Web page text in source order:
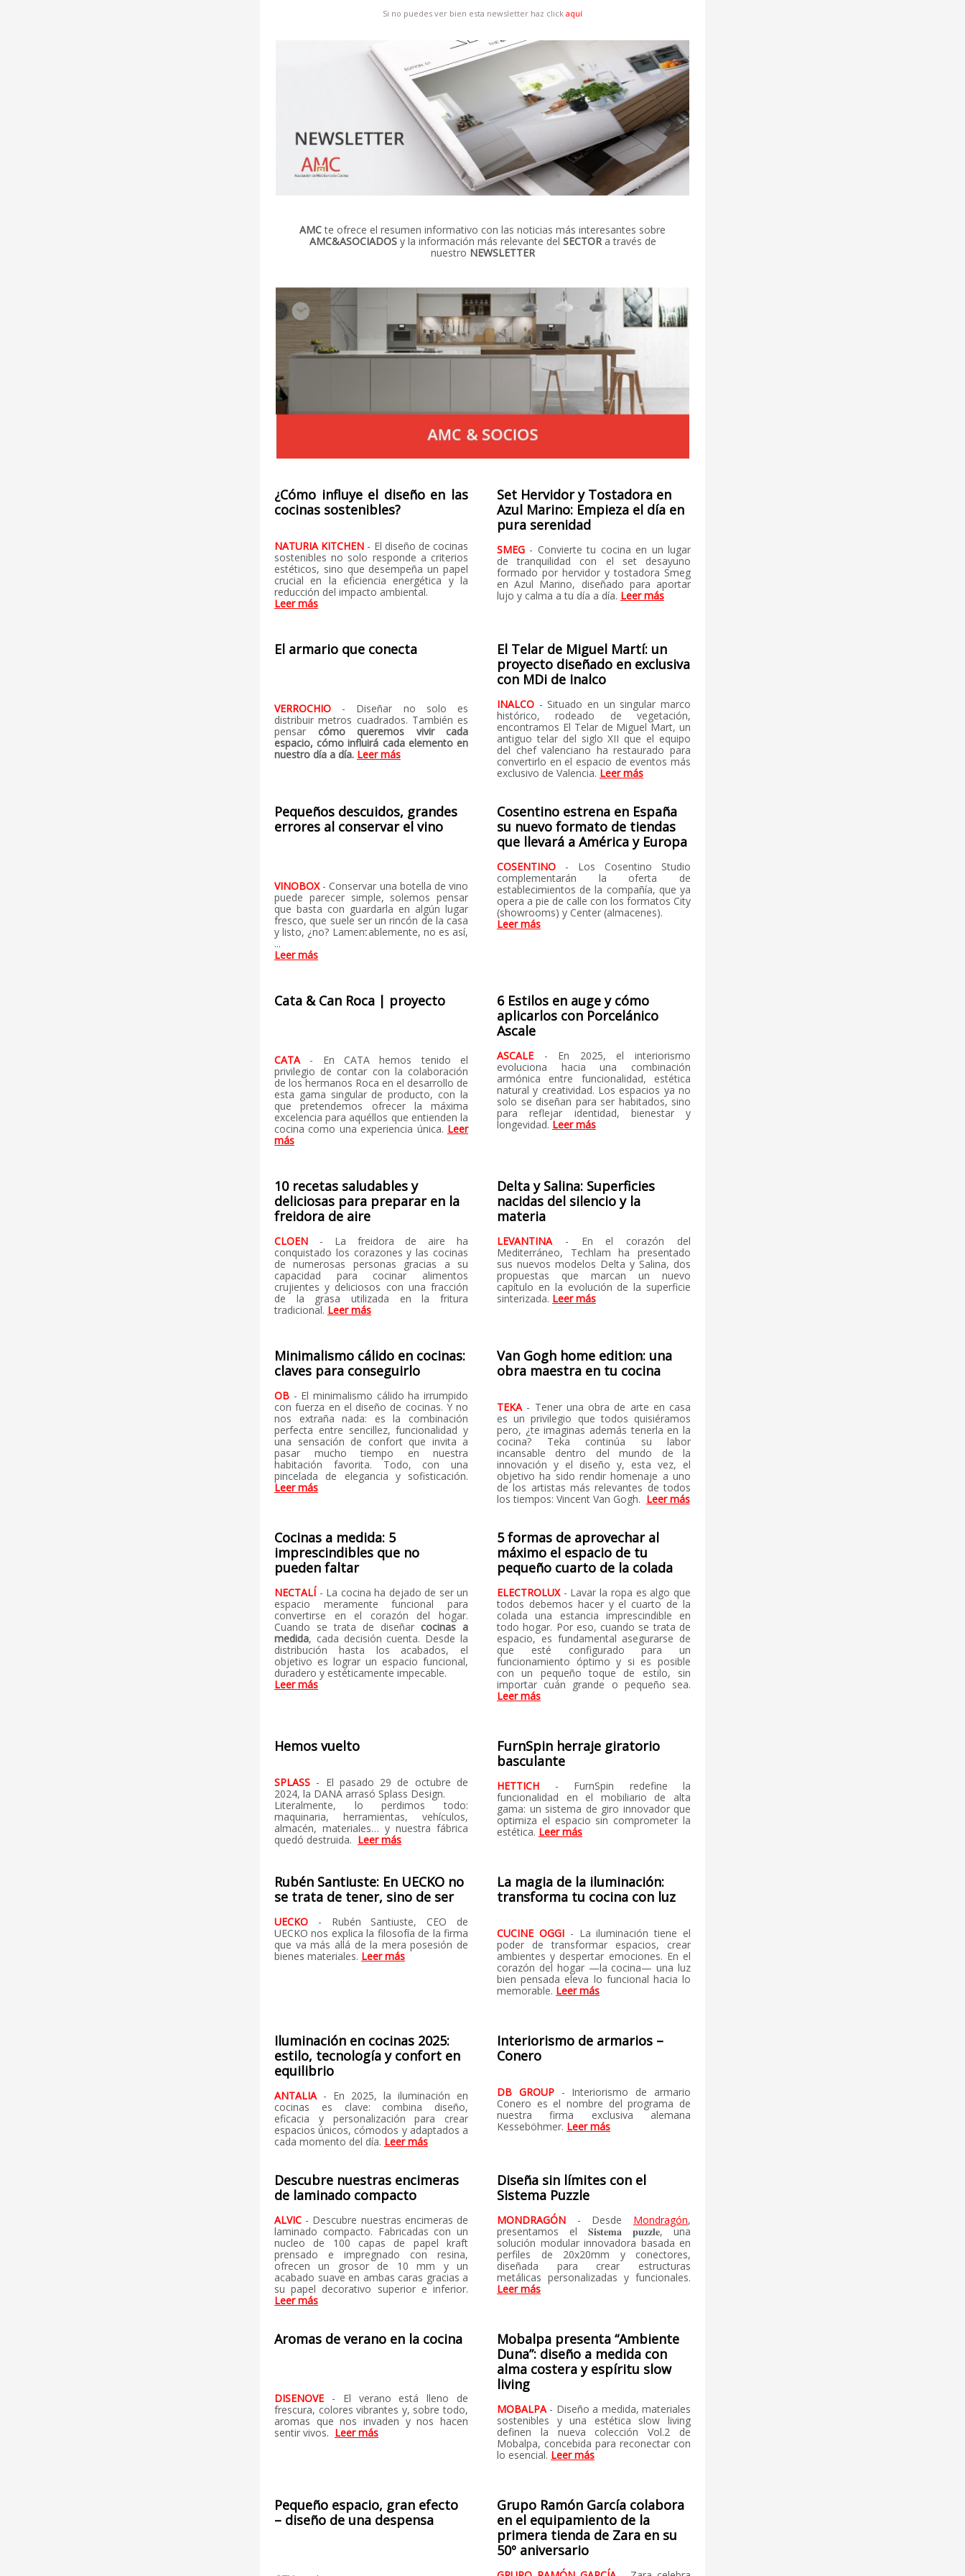
Si no puedes ver bien esta newsletter haz click aquí
AMCte ofrece el resumen informativo con las noticias más interesantes sobre
AMC&ASOCIADOSy la información más relevante del SECTORa través de
nuestro NEWSLETTER
¿Cómo influye el diseño en las
cocinas sostenibles?
NATURIA KITCHEN - El diseño de cocinas
sostenibles no solo responde a criterios
estéticos, sino que desempeña un papel
crucial en la eficiencia energética y la
reducción del impacto ambiental.
Leer más
Set Hervidor y Tostadora en
Azul Marino: Empieza el día en
pura serenidad
SMEG - Convierte tu cocina en un lugar
de tranquilidad con el set desayuno
formado por hervidor y tostadora Smeg
en Azul Marino, diseñado para aportar
lujo y calma a tu día a día. Leer más
El armario que conecta
VERROCHIO - Diseñar no solo es
distribuir metros cuadrados. También es
pensar cómo queremos vivir cada
espacio, cómo influirá cada elemento en
nuestro día a día. Leer más
El Telar de Miguel Martí: un
proyecto diseñado en exclusiva
con MDi de Inalco
INALCO - Situado en un singular marco
histórico, rodeado de vegetación,
encontramos El Telar de Miguel Mart, un
antiguo telar del siglo XII que el equipo
del chef valenciano ha restaurado para
convertirlo en el espacio de eventos más
exclusivo de Valencia. Leer más
Pequeños descuidos, grandes
errores al conservar el vino
VINOBOX - Conservar una botella de vino
puede parecer simple, solemos pensar
que basta con guardarla en algún lugar
fresco, que suele ser un rincón de la casa
y listo, ¿no? Lamentablemente, no es así,
...
Leer más
Cosentino estrena en España
su nuevo formato de tiendas
que llevará a América y Europa
COSENTINO - Los Cosentino Studio
complementarán la oferta de
establecimientos de la compañía, que ya
opera a pie de calle con los formatos City
(showrooms) y Center (almacenes).
Leer más
Cata & Can Roca | proyecto
CATA - En CATA hemos tenido el
privilegio de contar con la colaboración
de los hermanos Roca en el desarrollo de
esta gama singular de producto, con la
que pretendemos ofrecer la máxima
excelencia para aquéllos que entienden la
cocina como una experiencia única. Leer
más
6 Estilos en auge y cómo
aplicarlos con Porcelánico
Ascale
ASCALE - En 2025, el interiorismo
evoluciona hacia una combinación
armónica entre funcionalidad, estética
natural y creatividad. Los espacios ya no
solo se diseñan para ser habitados, sino
para reflejar identidad, bienestar y
longevidad.Leer más
10 recetas saludables y
deliciosas para preparar en la
freidora de aire
CLOEN - La freidora de aire ha
conquistado los corazones y las cocinas
de numerosas personas gracias a su
capacidad para cocinar alimentos
crujientes y deliciosos con una fracción
de la grasa utilizada en la fritura
tradicional. Leer más
Delta y Salina: Superficies
nacidas del silencio y la
materia
LEVANTINA - En el corazón del
Mediterráneo, Techlam ha presentado
sus nuevos modelos Delta y Salina, dos
propuestas que marcan un nuevo
capítulo en la evolución de la superficie
sinterizada. Leer más
Minimalismo cálido en cocinas:
claves para conseguirlo
OB - El minimalismo cálido ha irrumpido
con fuerza en el diseño de cocinas. Y no
nos extraña nada: es la combinación
perfecta entre sencillez, funcionalidad y
una sensación de confort que invita a
pasar mucho tiempo en nuestra
habitación favorita. Todo, con una
pincelada de elegancia y sofisticación.
Leer más
Van Gogh home edition: una
obra maestra en tu cocina
TEKA - Tener una obra de arte en casa
es un privilegio que todos quisiéramos
pero, ¿te imaginas además tenerla en la
cocina? Teka continúa su labor
incansable dentro del mundo de la
innovación y el diseño y, esta vez, el
objetivo ha sido rendir homenaje a uno
de los artistas más relevantes de todos
los tiempos: Vincent Van Gogh. Leer más
Cocinas a medida: 5
imprescindibles que no
pueden faltar
NECTALÍ - La cocina ha dejado de ser un
espacio meramente funcional para
convertirse en el corazón del hogar.
Cuando se trata de diseñar cocinas a
medida, cada decisión cuenta. Desde la
distribución hasta los acabados, el
objetivo es lograr un espacio funcional,
duradero y estéticamente impecable.
Leer más
5 formas de aprovechar al
máximo el espacio de tu
pequeño cuarto de la colada
ELECTROLUX - Lavar la ropa es algo que
todos debemos hacer y el cuarto de la
colada una estancia imprescindible en
todo hogar. Por eso, cuando se trata de
espacio, es fundamental asegurarse de
que esté configurado para un
funcionamiento óptimo y si es posible
con un pequeño toque de estilo, sin
importar cuán grande o pequeño sea.
Leer más
Hemos vuelto
SPLASS - El pasado 29 de octubre de
2024, la DANA arrasó Splass Design.
Literalmente, lo perdimos todo:
maquinaria, herramientas, vehículos,
almacén, materiales… y nuestra fábrica
quedó destruida. Leer más
FurnSpin herraje giratorio
basculante
HETTICH - FurnSpin redefine la
funcionalidad en el mobiliario de alta
gama: un sistema de giro innovador que
optimiza el espacio sin comprometer la
estética. Leer más
Rubén Santiuste: En UECKO no
se trata de tener, sino de ser
UECKO - Rubén Santiuste, CEO de
UECKO nos explica la filosofía de la firma
que va más allá de la mera posesión de
bienes materiales. Leer más
La magia de la iluminación:
transforma tu cocina con luz
CUCINE OGGI - La iluminación tiene el
poder de transformar espacios, crear
ambientes y despertar emociones. En el
corazón del hogar —la cocina— una luz
bien pensada eleva lo funcional hacia lo
memorable. Leer más
Iluminación en cocinas 2025:
estilo, tecnología y confort en
equilibrio
ANTALIA - En 2025, la iluminación en
cocinas es clave: combina diseño,
eficacia y personalización para crear
espacios únicos, cómodos y adaptados a
cada momento del día. Leer más
Interiorismo de armarios –
Conero
DB GROUP - Interiorismo de armario
Conero es el nombre del programa de
nuestra firma exclusiva alemana
Kesseböhmer. Leer más
Descubre nuestras encimeras
de laminado compacto
ALVIC - Descubre nuestras encimeras de
laminado compacto. Fabricadas con un
nucleo de 100 capas de papel kraft
prensado e impregnado con resina,
ofrecen un grosor de 10 mm y un
acabado suave en ambas caras gracias a
su papel decorativo superior e inferior.
Leer más
Diseña sin límites con el
Sistema Puzzle
MONDRAGÓN - Desde Mondragón,
presentamos el 𝐒𝐢𝐬𝐭𝐞𝐦𝐚 𝐩𝐮𝐳𝐳𝐥𝐞, una
solución modular innovadora basada en
perfiles de 20x20mm y conectores,
diseñada para crear estructuras
metálicas personalizadas y funcionales.
Leer más
Aromas de verano en la cocina
DISENOVE - El verano está lleno de
frescura, colores vibrantes y, sobre todo,
aromas que nos invaden y nos hacen
sentir vivos. Leer más
Mobalpa presenta “Ambiente
Duna”: diseño a medida con
alma costera y espíritu slow
living
MOBALPA - Diseño a medida, materiales
sostenibles y una estética slow living
definen la nueva colección Vol.2 de
Mobalpa, concebida para reconectar con
lo esencial. Leer más
Pequeño espacio, gran efecto
– diseño de una despensa
Grupo Ramón García colabora
en el equipamiento de la
primera tienda de Zara en su
50º aniversario